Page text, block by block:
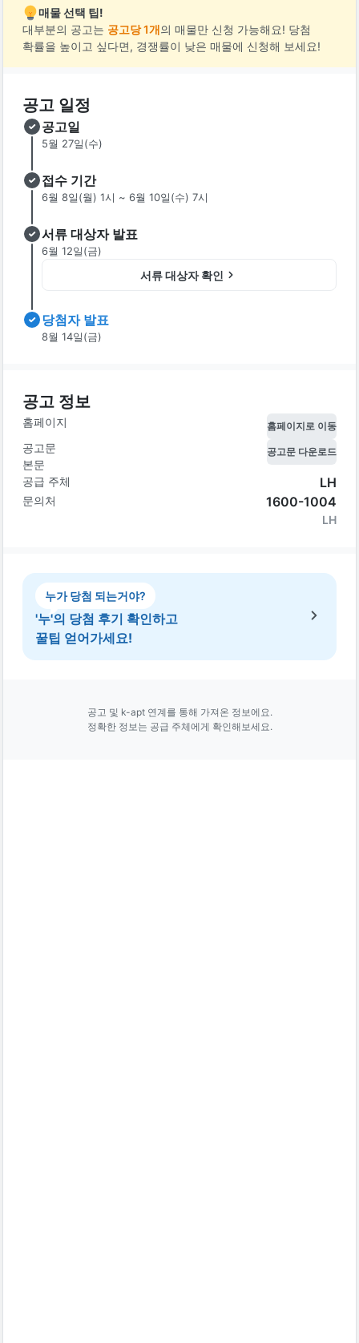
매물 선택 팁!
대부분의 공고는 공고당 1개의 매물만 신청 가능해요! 당첨
확률을 높이고 싶다면, 경쟁률이 낮은 매물에 신청해 보세요!
공고 일정
공고일
5월 27일(수)
접수 기간
6월 8일(월) 1시 ~ 6월 10일(수) 7시
서류 대상자 발표
6월 12일(금)
서류 대상자 확인
당첨자 발표
8월 14일(금)
공고 정보
홈페이지 홈페이지로 이동
공고문
본문
공고문 다운로드
공급 주체 LH
문의처 1600-1004
LH
누가 당첨 되는거야?
'누'의 당첨 후기 확인하고
꿀팁 얻어가세요!
공고 및 k-apt 연계를 통해 가져온 정보에요.
정확한 정보는 공급 주체에게 확인해보세요.